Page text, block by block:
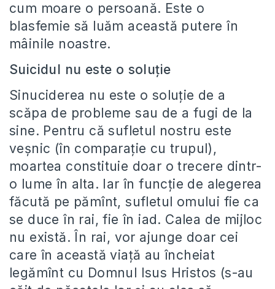
cum moare o persoană. Este o
blasfemie să luăm această putere în
mâinile noastre.
Suicidul nu este o soluţie
Sinuciderea nu este o soluţie de a
scăpa de probleme sau de a fugi de la
sine. Pentru că sufletul nostru este
veşnic (în comparaţie cu trupul),
moartea constituie doar o trecere dintr-
o lume în alta. Iar în funcţie de alegerea
făcută pe pămînt, sufletul omului fie ca
se duce în rai, fie în iad. Calea de mijloc
nu există. În rai, vor ajunge doar cei
care în această viaţă au încheiat
legămînt cu Domnul Isus Hristos (s-au